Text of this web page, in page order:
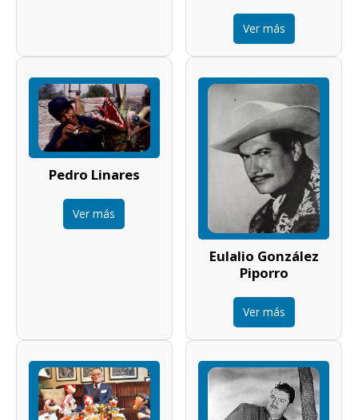
Ver más
Pedro Linares
Ver más
Eulalio González
Piporro
Ver más